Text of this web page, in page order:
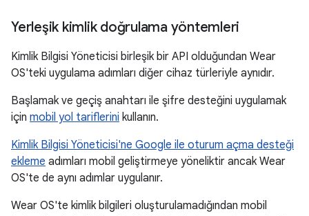
Yerleşik kimlik doğrulama yöntemleri
Kimlik Bilgisi Yöneticisi birleşik bir API olduğundan Wear
OS'teki uygulama adımları diğer cihaz türleriyle aynıdır.
Başlamak ve geçiş anahtarı ile şifre desteğini uygulamak
için mobil yol tariflerini kullanın.
Kimlik Bilgisi Yöneticisi'ne Google ile oturum açma desteği
ekleme adımları mobil geliştirmeye yöneliktir ancak Wear
OS'te de aynı adımlar uygulanır.
Wear OS'te kimlik bilgileri oluşturulamadığından mobil